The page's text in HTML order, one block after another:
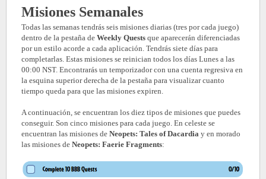
Misiones Semanales
Todas las semanas tendrás seis misiones diarias (tres por cada juego)
dentro de la pestaña de Weekly Quests que aparecerán diferenciadas
por un estilo acorde a cada aplicación. Tendrás siete días para
completarlas. Estas misiones se reinician todos los días Lunes a las
00:00 NST. Encontrarás un temporizador con una cuenta regresiva en
la esquina superior derecha de la pestaña para visualizar cuanto
tiempo queda para que las misiones expiren.
A continuación, se encuentran los diez tipos de misiones que puedes
conseguir. Son cinco misiones para cada juego. En celeste se
encuentran las misiones de Neopets: Tales of Dacardia y en morado
las misiones de Neopets: Faerie Fragments: